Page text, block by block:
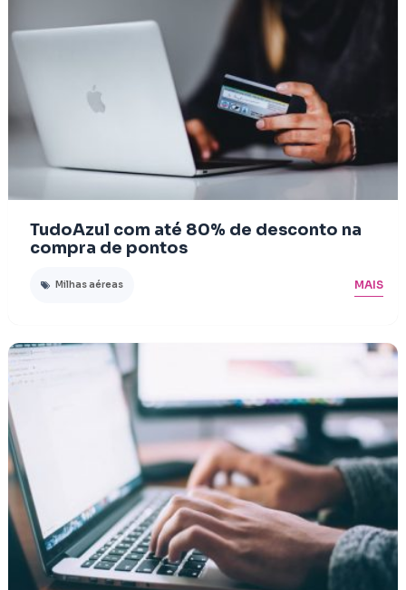
TudoAzul com até 80% de desconto na
compra de pontos
Milhas aéreas MAIS